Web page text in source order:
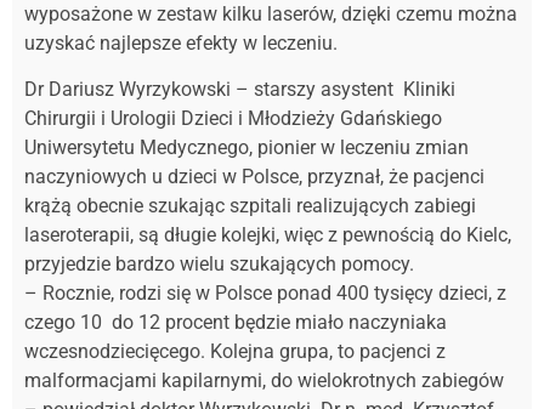
wyposażone w zestaw kilku laserów, dzięki czemu można
uzyskać najlepsze efekty w leczeniu.
Dr Dariusz Wyrzykowski – starszy asystent Kliniki
Chirurgii i Urologii Dzieci i Młodzieży Gdańskiego
Uniwersytetu Medycznego, pionier w leczeniu zmian
naczyniowych u dzieci w Polsce, przyznał, że pacjenci
krążą obecnie szukając szpitali realizujących zabiegi
laseroterapii, są długie kolejki, więc z pewnością do Kielc,
przyjedzie bardzo wielu szukających pomocy.
– Rocznie, rodzi się w Polsce ponad 400 tysięcy dzieci, z
czego 10 do 12 procent będzie miało naczyniaka
wczesnodziecięcego. Kolejna grupa, to pacjenci z
malformacjami kapilarnymi, do wielokrotnych zabiegów